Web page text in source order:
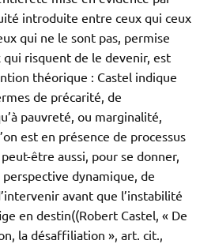
introduite entre ceux qui ceux
qui ne le sont pas, permise
risquent de le devenir, est
théorique : Castel indique
de précarité, de
pauvreté, ou marginalité,
est en présence de processus
être aussi, pour se donner,
dynamique, de
avant que l’instabilité
en destin((Robert Castel, « De
la désaffiliation », art. cit.,